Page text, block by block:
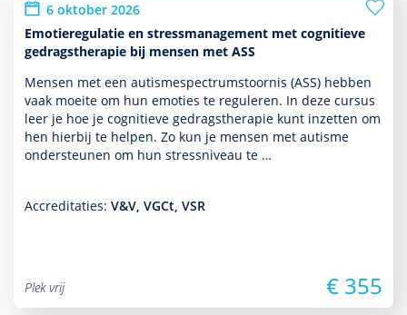
6 oktober 2026
Emotieregulatie en stressmanagement met cognitieve
gedragstherapie bij mensen met ASS
Mensen met een autisme­spectrum­stoor­nis (ASS) hebben
vaak moeite om hun emoties te reguleren. In deze cursus
leer je hoe je cogni­tieve gedrags­thera­pie kunt inzetten om
hen hierbij te helpen. Zo kun je mensen met autisme
onder­steunen om hun stressniveau te …
Accreditaties: V&V, VGCt, VSR
Plek vrij € 355